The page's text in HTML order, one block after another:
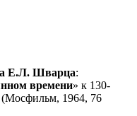
Е.Л. Шварца:
времени» к 130-
1964, 76